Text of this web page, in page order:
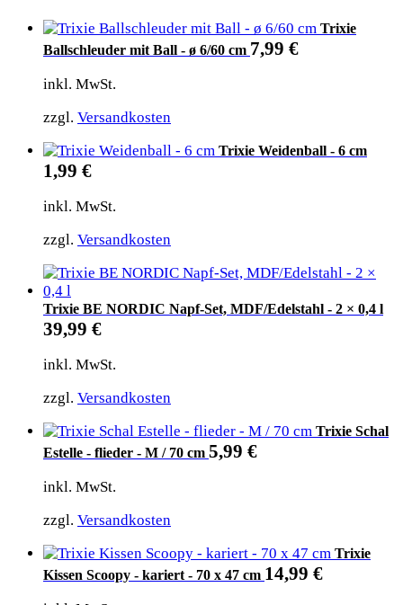
Trixie
Ballschleuder mit Ball - ø 6/60 cm 7,99 €
inkl. MwSt.
zzgl. Versandkosten
Trixie Weidenball - 6 cm
1,99 €
inkl. MwSt.
zzgl. Versandkosten
Trixie BE NORDIC Napf-Set, MDF/Edelstahl - 2 × 0,4 l
39,99 €
inkl. MwSt.
zzgl. Versandkosten
Trixie Schal
Estelle - flieder - M / 70 cm 5,99 €
inkl. MwSt.
zzgl. Versandkosten
Trixie
Kissen Scoopy - kariert - 70 x 47 cm 14,99 €